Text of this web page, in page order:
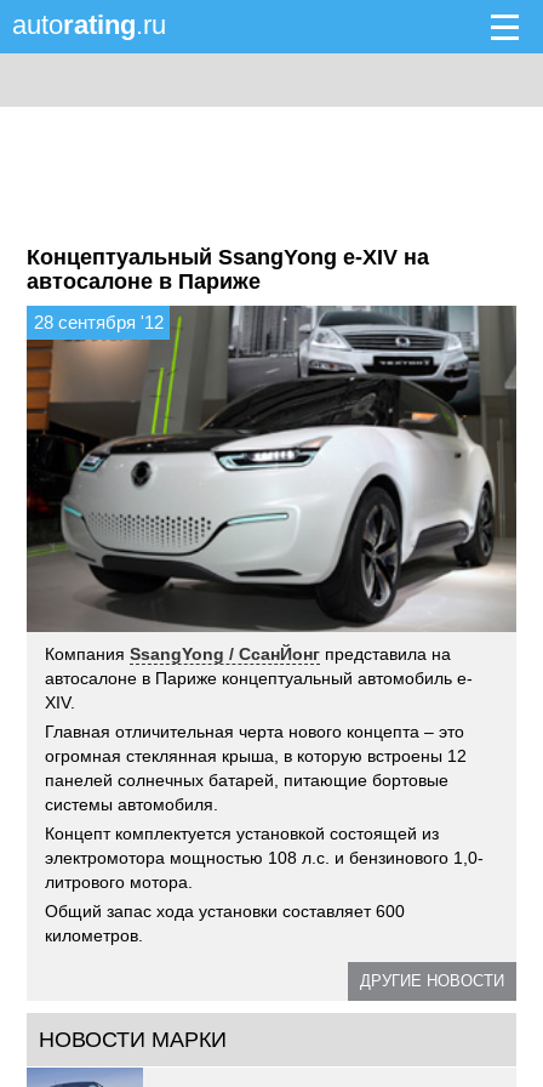
autorating.ru
Концептуальный SsangYong e-XIV на
автосалоне в Париже
28 сентября '12
КомпанияSsangYong / СсанЙонг представила на
автосалоне в Париже концептуальный автомобиль e-
XIV.
Главная отличительная черта нового концепта – это
огромная стеклянная крыша, в которую встроены 12
панелей солнечных батарей, питающие бортовые
системы автомобиля.
Концепт комплектуется установкой состоящей из
электромотора мощностью 108 л.с. и бензинового 1,0-
литрового мотора.
Общий запас хода установки составляет 600
километров.
ДРУГИЕ НОВОСТИ
НОВОСТИ МАРКИ